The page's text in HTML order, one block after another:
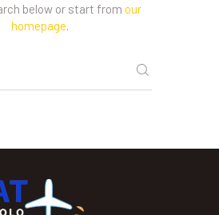
below or start from our
homepage.